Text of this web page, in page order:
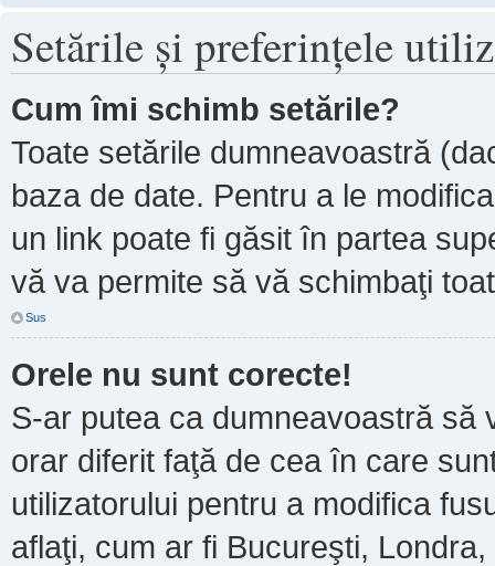
Setările şi preferinţele
Cum îmi schimb setările?
Toate setările dumneavoastră
baza de date. Pentru a le
un link poate fi găsit în partea
vă va permite să vă schimbaţi
Sus
Orele nu sunt corecte!
S-ar putea ca dumneavoastră să
orar diferit faţă de cea în care
utilizatorului pentru a modifica
aflaţi, cum ar fi Bucureşti,